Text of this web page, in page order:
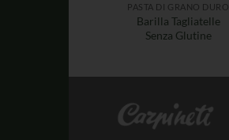
PASTA DI GRANO DURO
Barilla Tagliatelle
Senza Glutine